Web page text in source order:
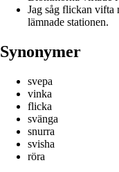
Jag såg flickan vifta
lämnade stationen.
Synonymer
svepa
vinka
flicka
svänga
snurra
svisha
röra